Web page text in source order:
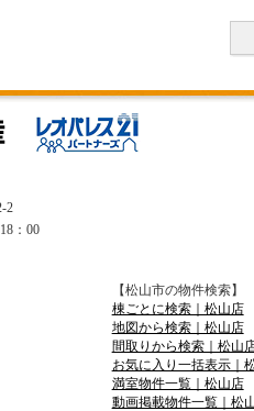
2
：00
【松山市の物件検索】
棟ごとに検索｜松山店
地図から検索｜松山店
間取りから検索｜松山
お気に入り一括表示｜
満室物件一覧｜松山店
動画掲載物件一覧｜松